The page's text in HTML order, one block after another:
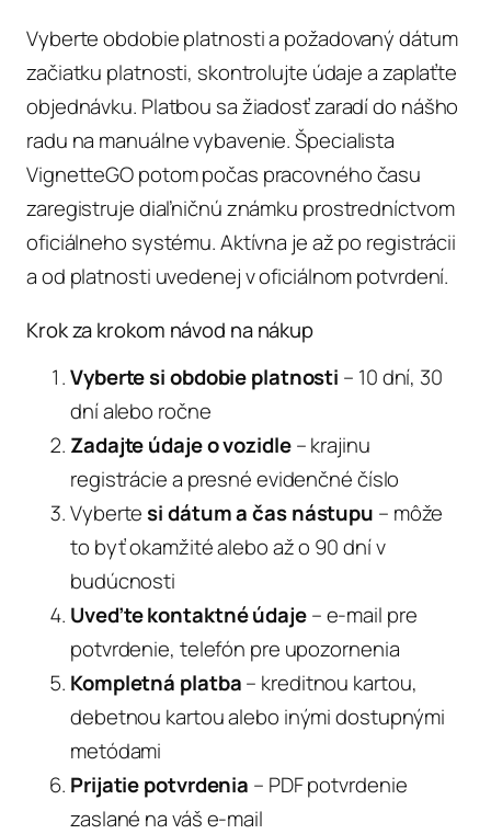
Vyberte obdobie platnosti a požadovaný dátum
začiatku platnosti, skontrolujte údaje a zaplaťte
objednávku. Platbou sa žiadosť zaradí do nášho
radu na manuálne vybavenie. Špecialista
VignetteGO potom počas pracovného času
zaregistruje diaľničnú známku prostredníctvom
oficiálneho systému. Aktívna je až po registrácii
a od platnosti uvedenej v oficiálnom potvrdení.
Krok za krokom návod na nákup
Vyberte si obdobie platnosti – 10 dní, 30
dní alebo ročne
Zadajte údaje o vozidle– krajinu
registrácie a presné evidenčné číslo
Vybertesi dátum a čas nástupu – môže
to byť okamžité alebo až o 90 dní v
budúcnosti
Uveďte kontaktné údaje– e-mail pre
potvrdenie, telefón pre upozornenia
Kompletná platba– kreditnou kartou,
debetnou kartou alebo inými dostupnými
metódami
Prijatie potvrdenia – PDF potvrdenie
zaslané na váš e-mail